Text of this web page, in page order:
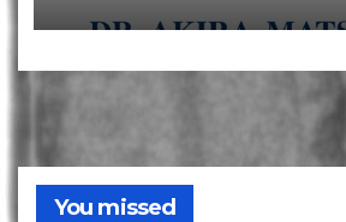
根管形成方法とは?, 根
良の根管充填方法とは
管充填方法の比較）,
You missed